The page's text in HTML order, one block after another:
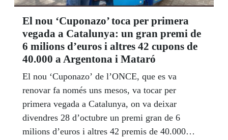
El nou ‘Cuponazo’ toca per primera
vegada a Catalunya: un gran premi de
6 milions d’euros i altres 42 cupons de
40.000 a Argentona i Mataró
El nou ‘Cuponazo’ de l’ONCE, que es va
renovar fa només uns mesos, va tocar per
primera vegada a Catalunya, on va deixar
divendres 28 d’octubre un premi gran de 6
milions d’euros i altres 42 premis de 40.000